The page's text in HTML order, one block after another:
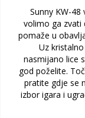
Sunny KW-
volimo ga zvati
pomaže u
Uz
nasmijano lice
god poželite.
pratite gdje se
izbor igara i